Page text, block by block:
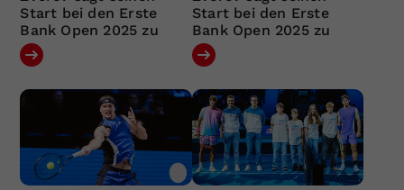
Start bei den Erste
Bank Open 2025 zu
Start bei den Erste
Bank Open 2025 zu